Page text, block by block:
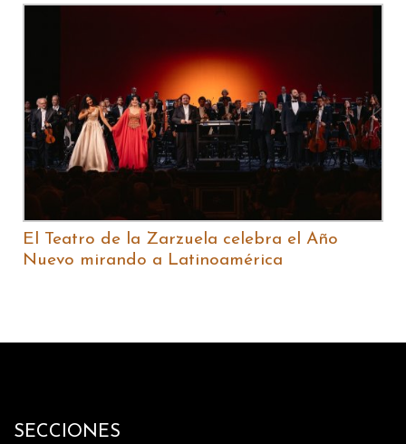
El Teatro de la Zarzuela celebra el Año
Nuevo mirando a Latinoamérica
SECCIONES